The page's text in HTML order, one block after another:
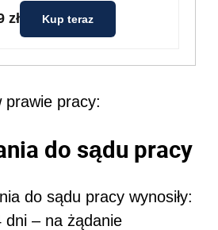
zł Kup teraz
prawie pracy:
do sądu pracy
do sądu pracy wynosiły:
dni – na żądanie